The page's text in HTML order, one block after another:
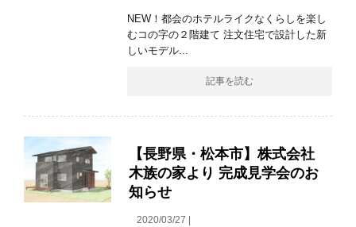
NEW！都会のホテルライクなくらしを楽し
むコの字の２階建て 注文住宅で設計した新
しいモデル...
記事を読む
【長野県・松本市】株式会社
木族の家より 完成見学会のお
知らせ
2020/03/27 |